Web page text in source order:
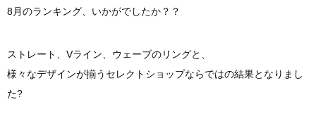
8月のランキング、いかがでしたか？？
ストレート、Vライン、ウェーブのリングと、
様々なデザインが揃うセレクトショップならではの結果となりまし
た?